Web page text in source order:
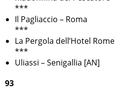
***
Il Pagliaccio – Roma
***
La Pergola dell’Hotel
***
Uliassi – Senigallia [AN]
93